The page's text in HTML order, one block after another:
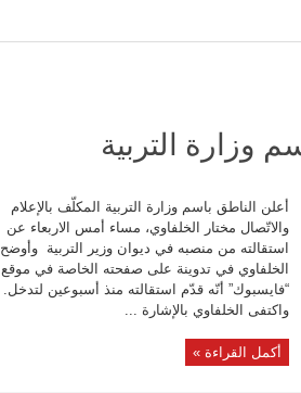
وزارة التربية
أعلن الناطق باسم وزارة التربية المكلّف بالإعلام
والاتّصال مختار الخلفاوي، مساء أمس الاربعاء عن
استقالته من منصبه في ديوان وزير التربية وأوضح
الخلفاوي في تدوينة على صفحته الخاصة في موقع
“فايسبوك” أنّه قدّم استقالته منذ أسبوعين لتدخل.
واكتفى الخلفاوي بالإشارة ...
أكمل القراءة »